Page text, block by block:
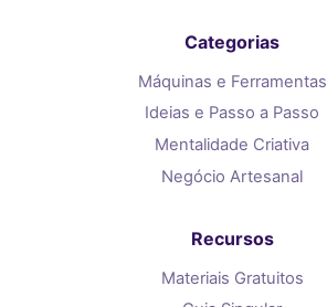
Categorias
Máquinas e Ferramentas
Ideias e Passo a Passo
Mentalidade Criativa
Negócio Artesanal
Recursos
Materiais Gratuitos